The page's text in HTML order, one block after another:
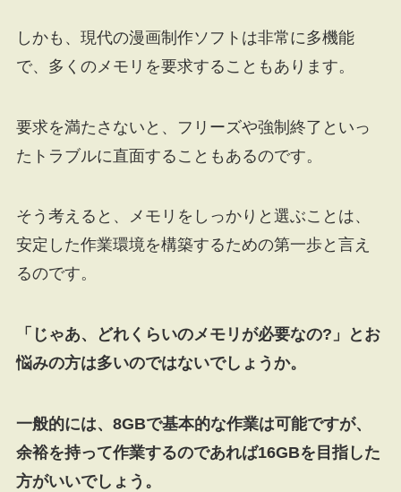
しかも、現代の漫画制作ソフトは非常に多機能
で、多くのメモリを要求することもあります。
要求を満たさないと、フリーズや強制終了といっ
たトラブルに直面することもあるのです。
そう考えると、メモリをしっかりと選ぶことは、
安定した作業環境を構築するための第一歩と言え
るのです。
「じゃあ、どれくらいのメモリが必要なの?」とお
悩みの方は多いのではないでしょうか。
一般的には、8GBで基本的な作業は可能ですが、
余裕を持って作業するのであれば16GBを目指した
方がいいでしょう。